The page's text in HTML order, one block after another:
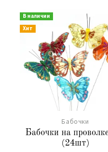
В наличии
Хит
Бабочки
Бабочки на
(24шт)